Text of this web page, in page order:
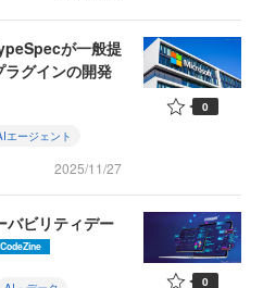
が一般提
グインの開発
エージェント
2025/11/27
0
バビリティデー
CodeZine
0